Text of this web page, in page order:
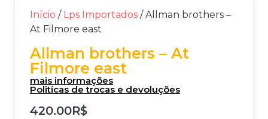
Início / Lps Importados / Allman brothers –
At Filmore east
Allman brothers – At
Filmore east
mais informações
Politicas de trocas e devoluções
420.00R$